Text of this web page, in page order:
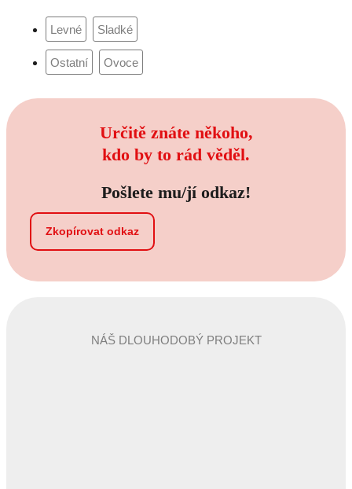
Určitě znáte někoho,
kdo by to rád věděl.
Pošlete mu/jí odkaz!
Zkopírovat odkaz
NÁŠ DLOUHODOBÝ PROJEKT